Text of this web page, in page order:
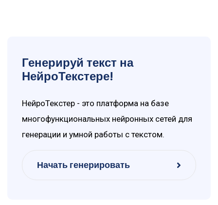
Генерируй текст на
НейроТекстере!
НейроТекстер - это платформа на базе
многофункциональных нейронных сетей для
генерации и умной работы с текстом.
Начать генерировать